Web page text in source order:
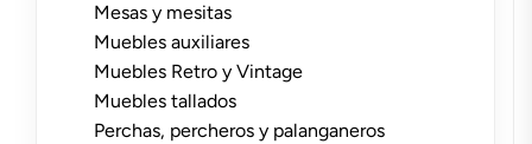
Mesas y mesitas
Muebles auxiliares
Muebles Retro y Vintage
Muebles tallados
Perchas, percheros y palanganeros